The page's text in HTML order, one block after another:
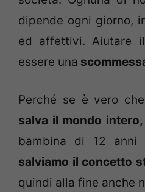
dipende ogni giorno,
ed affettivi. Aiutare
essere una
Perché se è vero
salva il mondo intero,
bambina di 12 anni
salviamo il concetto
quindi alla fine anche